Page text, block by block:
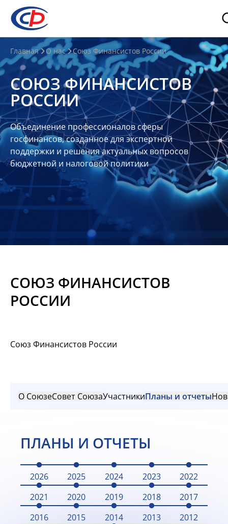
О
нас
О
СФР
Совет
Союза
Участники
Планы
отчеты
Контакты
Материалы
Главная О нас Союз Финансистов России
СОЮЗ ФИНАНСИСТОВ
РОССИИ
Объединение профессионалов сферы
госфинансов, созданное для экспертной
поддержки и решения актуальных вопросов
бюджетной и налоговой политики
СОЮЗ ФИНАНСИСТОВ
РОССИИ
Союз Финансистов России
О СоюзеСовет СоюзаУчастникиПланы и отчеты
ПЛАНЫ И ОТЧЕТЫ
2026 2025 2024 2023
2022
2021
2020 2019 2018
2017
2016
2015 2014 2013
2012